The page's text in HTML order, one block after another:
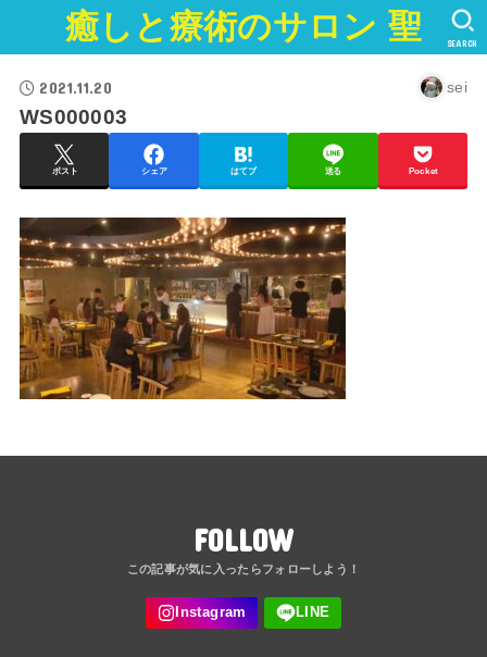
癒しと療術のサロン 聖 SEARCH
2021.11.20 sei
WS000003
ポスト シェア はてブ 送る Pocket
FOLLOW